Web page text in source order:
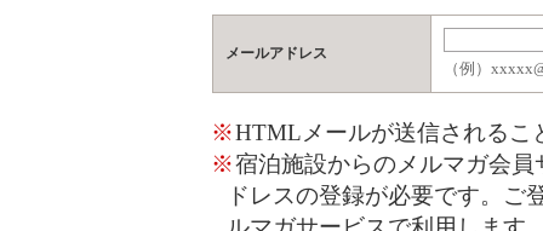
メールアドレス
（例）
※HTMLメールが送信されるこ
※宿泊施設からのメルマガ会
ドレスの登録が必要です。ご